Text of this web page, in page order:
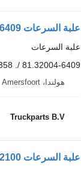
علبة السرعات MAN ZF 12TX2621 TD 81.32004-6409 لـ السيارات القاطرة MAN TGS/TGX
علبة السرعات
81.32004-6409 /. 1358 040 042
هولندا، Amersfoort
Truckparts B.V
علبة السرعات MAN 8S2100 لـ الشاحنات MAN 18.463